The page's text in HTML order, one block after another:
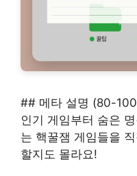
## 메타 설명 (80-
인기 게임부터 숨은
는 핵꿀잼 게임들을
할지도 몰라요!